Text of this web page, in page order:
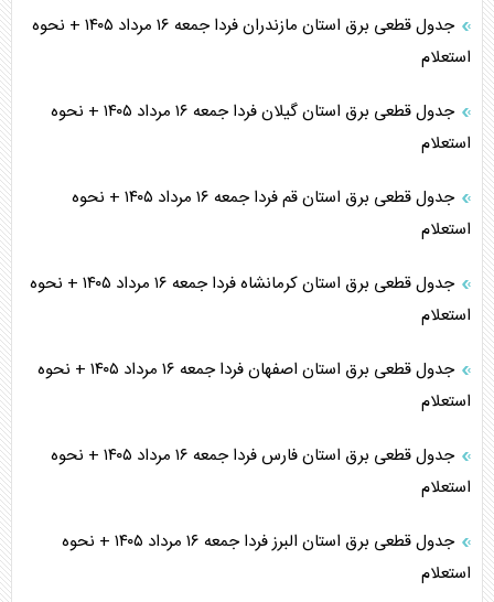
جدول قطعی برق استان مازندران فردا جمعه ۱۶ مرداد ۱۴۰۵ + نحوه
استعلام
جدول قطعی برق استان گیلان فردا جمعه ۱۶ مرداد ۱۴۰۵ + نحوه
استعلام
جدول قطعی برق استان قم فردا جمعه ۱۶ مرداد ۱۴۰۵ + نحوه
استعلام
جدول قطعی برق استان کرمانشاه فردا جمعه ۱۶ مرداد ۱۴۰۵ + نحوه
استعلام
جدول قطعی برق استان اصفهان فردا جمعه ۱۶ مرداد ۱۴۰۵ + نحوه
استعلام
جدول قطعی برق استان فارس فردا جمعه ۱۶ مرداد ۱۴۰۵ + نحوه
استعلام
جدول قطعی برق استان البرز فردا جمعه ۱۶ مرداد ۱۴۰۵ + نحوه
استعلام